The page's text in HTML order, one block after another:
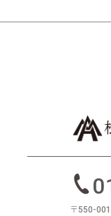
〒550-